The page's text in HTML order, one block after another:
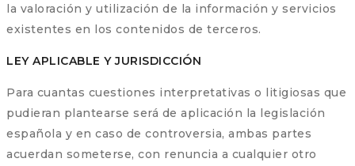
la valoración y utilización de la información y servicios
existentes en los contenidos de terceros.
LEY APLICABLE Y JURISDICCIÓN
Para cuantas cuestiones interpretativas o litigiosas que
pudieran plantearse será de aplicación la legislación
española y en caso de controversia, ambas partes
acuerdan someterse, con renuncia a cualquier otro